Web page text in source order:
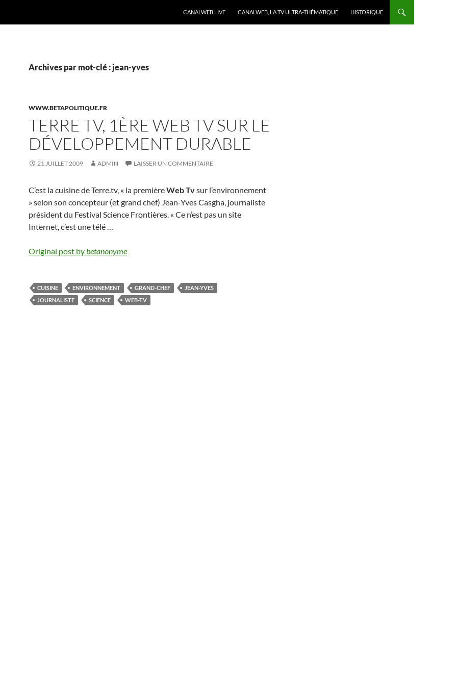
CANALWEB LIVE CANALWEB, LA TV ULTRA-THÉMATIQUE HISTORIQUE
Archives par mot-clé : jean-yves
WWW.BETAPOLITIQUE.FR
TERRE TV, 1ÈRE WEB TV SUR LE
DÉVELOPPEMENT DURABLE
21 JUILLET 2009 ADMIN LAISSER UN COMMENTAIRE
C’est la cuisine de Terre.tv, « la premièreWeb Tvsur l’environnement
» selon son concepteur (et grand chef) Jean-Yves Casgha, journaliste
président du Festival Science Frontières. « Ce n’est pas un site
Internet, c’est une télé …
Original post bybetanonyme
CUISINE ENVIRONNEMENT GRAND-CHEF
JEAN-YVES
JOURNALISTE
SCIENCE WEB-TV